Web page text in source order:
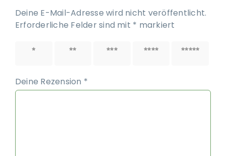
Deine E-Mail-Adresse wird nicht veröffentlicht.
Erforderliche Felder sind mit * markiert
1 von 2 von 3 von 4 von 5 von
Deine Rezension *